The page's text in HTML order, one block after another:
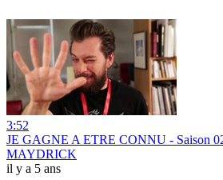
3:52
JE GAGNE A ETRE CONNU - Saison
MAYDRICK
il y a 5 ans